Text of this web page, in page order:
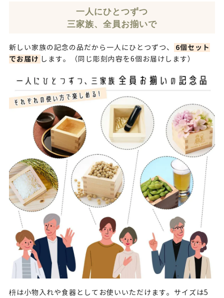
一人にひとつずつ
三家族、全員お揃いで
新しい家族の記念の品だから一人にひとつずつ、
6個セット
でお届け します。（同じ彫刻内容を6個お届けします）
枡は小物入れや食器としてお使いいただけます。サイズは5